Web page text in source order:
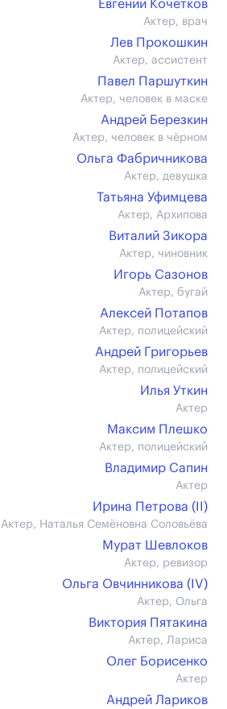
Евгений Кочетков
Актер, врач
Лев Прокошкин
Актер, ассистент
Павел Паршуткин
Актер, человек в маске
Андрей Березкин
Актер, человек в чёрном
Ольга Фабричникова
Актер, девушка
Татьяна Уфимцева
Актер, Архипова
Виталий Зикора
Актер, чиновник
Игорь Сазонов
Актер, бугай
Алексей Потапов
Актер, полицейский
Андрей Григорьев
Актер, полицейский
Илья Уткин
Актер
Максим Плешко
Актер, полицейский
Владимир Сапин
Актер
Ирина Петрова (II)
Актер, Наталья Семёновна Соловьёва
Мурат Шевлоков
Актер, ревизор
Ольга Овчинникова (IV)
Актер, Ольга
Виктория Пятакина
Актер, Лариса
Олег Борисенко
Актер
Андрей Лариков